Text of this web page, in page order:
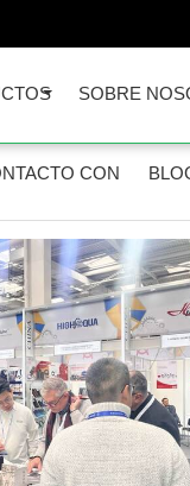
SOBRE
CON